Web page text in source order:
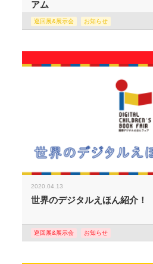
アム
巡回展&展示会 お知らせ
2020.04.13
世界のデジタルえほん紹介！
巡回展&展示会 お知らせ